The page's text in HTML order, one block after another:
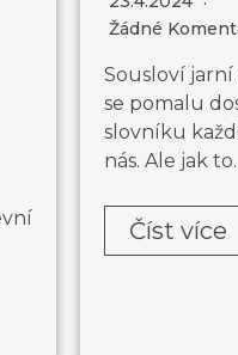
Žádné
Sousloví
se pomalu
slovníku
nás. Ale jak
Číst více